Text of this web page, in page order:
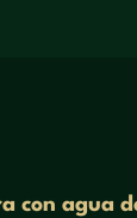
con agua